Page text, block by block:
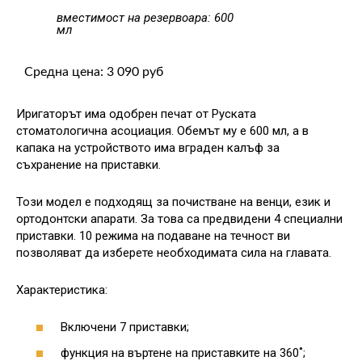
вместимост на резервоара: 600
мл
Средна цена: 3 090 руб
Иригаторът има одобрен печат от Руската
стоматологична асоциация. Обемът му е 600 мл, а в
капака на устройството има вграден калъф за
съхранение на приставки.
Този модел е подходящ за почистване на венци, език и
ортодонтски апарати. За това са предвидени 4 специални
приставки. 10 режима на подаване на течност ви
позволяват да изберете необходимата сила на главата.
Характеристика:
Включени 7 приставки;
функция на въртене на приставките на 360˚;